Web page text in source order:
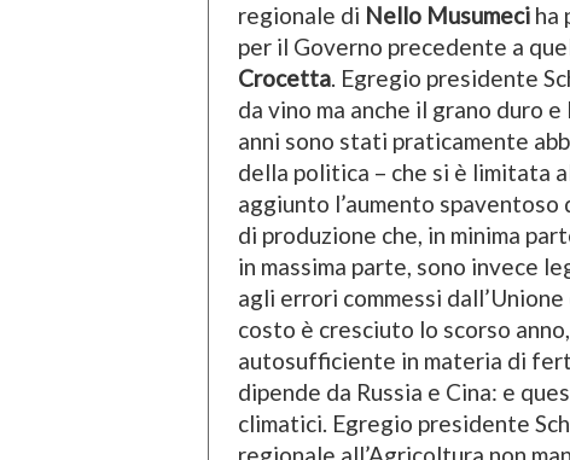
regionale di Nello Musumeci ha
per il Governo precedente a
Crocetta. Egregio presidente
da vino ma anche il grano duro
anni sono stati praticamente
della politica – che si è limitata
aggiunto l’aumento
di produzione che, in minima
in massima parte, sono invece
agli errori commessi
costo è cresciuto lo scorso
autosufficiente in materia di
dipende da Russia e Cina: e
climatici. Egregio presidente